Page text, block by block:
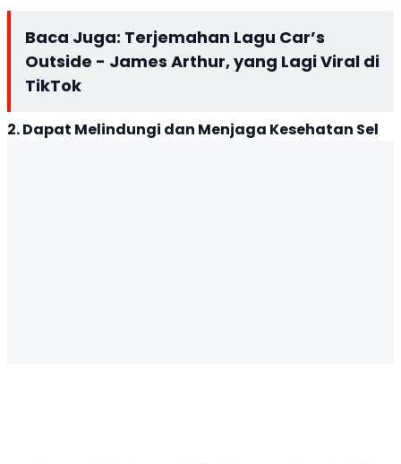
Baca Juga: Terjemahan Lagu Car’s
Outside - James Arthur, yang Lagi Viral di
TikTok
2. Dapat Melindungi dan Menjaga Kesehatan Sel